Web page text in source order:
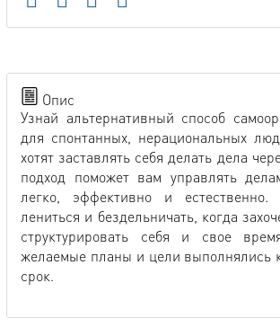
Опис
Узнай альтернативный способ
для спонтанных, нерациональных
хотят заставлять себя делать дела
подход поможет вам управлять
легко, эффективно и
лениться и бездельничать, когда
структурировать себя и свое
желаемые планы и цели выполнялись
срок.